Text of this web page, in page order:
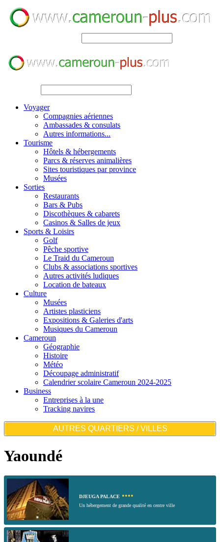
Voyager
Compagnies aériennes
Ambassades & consulats
Autres informations...
Tourisme
Hôtels & hébergements
Parcs & réserves animalières
Sites touristiques par province
Musées
Sorties
Restaurants
Bars & Pubs
Discothèques & cabarets
Casinos & Salles de jeux
Sports & Loisirs
Golf
Pêche sportive
Le Traid du Cameroun
Clubs & associations sportives
Autres activités ludiques
Location de bateaux
Culture
Musées
Artistes plasticiens
Expositions & Galeries d'arts
Musiques du Cameroun
Cameroun
Géographie
Histoire
Météo
Découpage administratif
Calendrier scolaire Cameroun 2024-2025
Business
Entreprises à la une
Tracking navires
AUTRES QUARTIERS / VILLES
Yaoundé
DJEUGA PALACE ••••
Un hébergement de grande qualité en centre ville